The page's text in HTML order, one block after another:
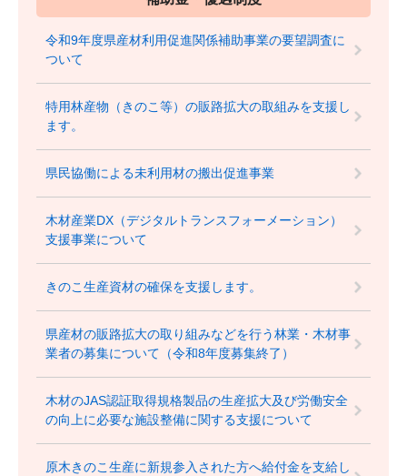
令和9年度県産材利用促進関係補助事業の要望調査に
ついて
特用林産物（きのこ等）の販路拡大の取組みを支援し
ます。
県民協働による未利用材の搬出促進事業
木材産業DX（デジタルトランスフォーメーション）
支援事業について
きのこ生産資材の確保を支援します。
県産材の販路拡大の取り組みなどを行う林業・木材事
業者の募集について（令和8年度募集終了）
木材のJAS認証取得規格製品の生産拡大及び労働安全
の向上に必要な施設整備に関する支援について
原木きのこ生産に新規参入された方へ給付金を支給し